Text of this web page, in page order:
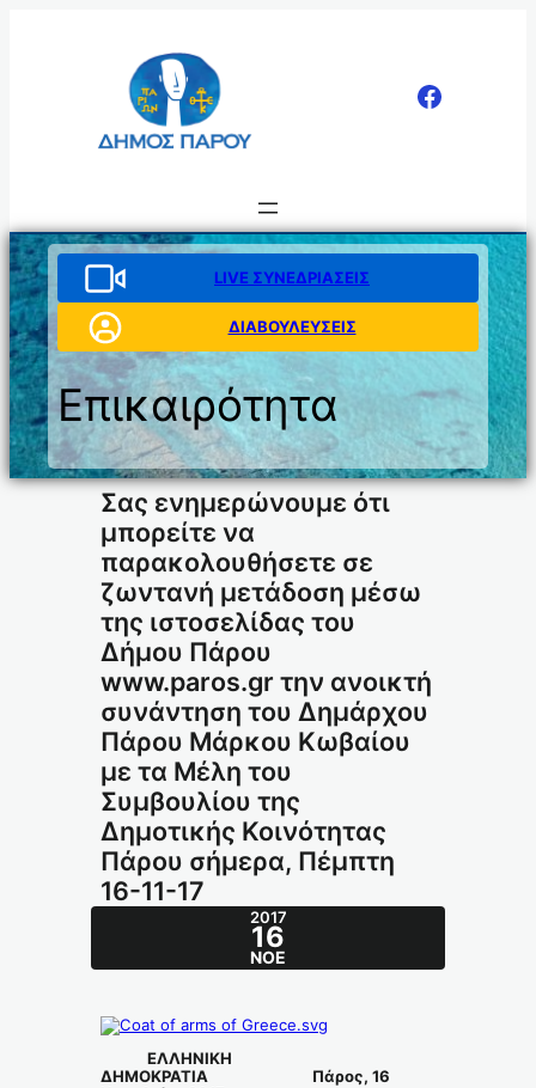
LIVE ΣΥΝΕΔΡΙΑΣΕΙΣ
ΔΙΑΒΟΥΛΕΥΣΕΙΣ
Επικαιρότητα
Σας ενημερώνουμε ότι
μπορείτε να
παρακολουθήσετε σε
ζωντανή μετάδοση μέσω
της ιστοσελίδας του
Δήμου Πάρου
www.paros.gr την ανοικτή
συνάντηση του Δημάρχου
Πάρου Μάρκου Κωβαίου
με τα Μέλη του
Συμβουλίου της
Δημοτικής Κοινότητας
Πάρου σήμερα, Πέμπτη
16-11-17
2017
16
ΝΟΈ
ΕΛΛΗΝΙΚΗ
ΔΗΜΟΚΡΑΤΙΑ Πάρος, 16